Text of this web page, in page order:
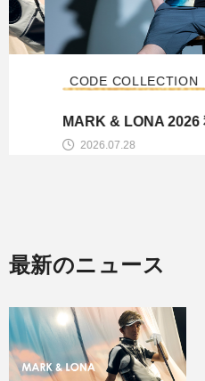
2026.07.28
CODE COLLECTION
MARK & LONA 2026 秋冬
最新のニュース